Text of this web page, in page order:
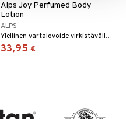
Alps Joy Perfumed Body
Lotion
ALPS
Ylellinen vartalovoide virkistävällä vaikutuksella ALPSilta.
33,95 €